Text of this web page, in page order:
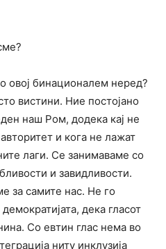
овој бинационалем неред?
вистини. Ние постојано
наш Ром, додека кај не
и кога не лажат
лаги. Се занимаваме со
и завидливости.
за самите нас. Не го
дека гласот
Со евтин глас нема во
ниту инклузија